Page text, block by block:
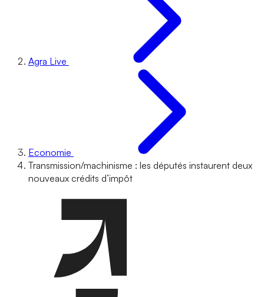
Agra Live
Economie
Transmission/machinisme : les députés instaurent deux
nouveaux crédits d’impôt